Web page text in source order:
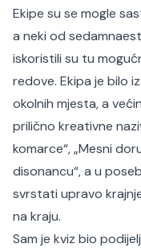
Ekipe su se mogle
a neki od
iskoristili su tu
redove. Ekipa je bilo
okolnih mjesta, a
prilično kreativne
komarce“, „Mesni
disonancu“, a u
svrstati upravo
na kraju.
Sam je kviz bio